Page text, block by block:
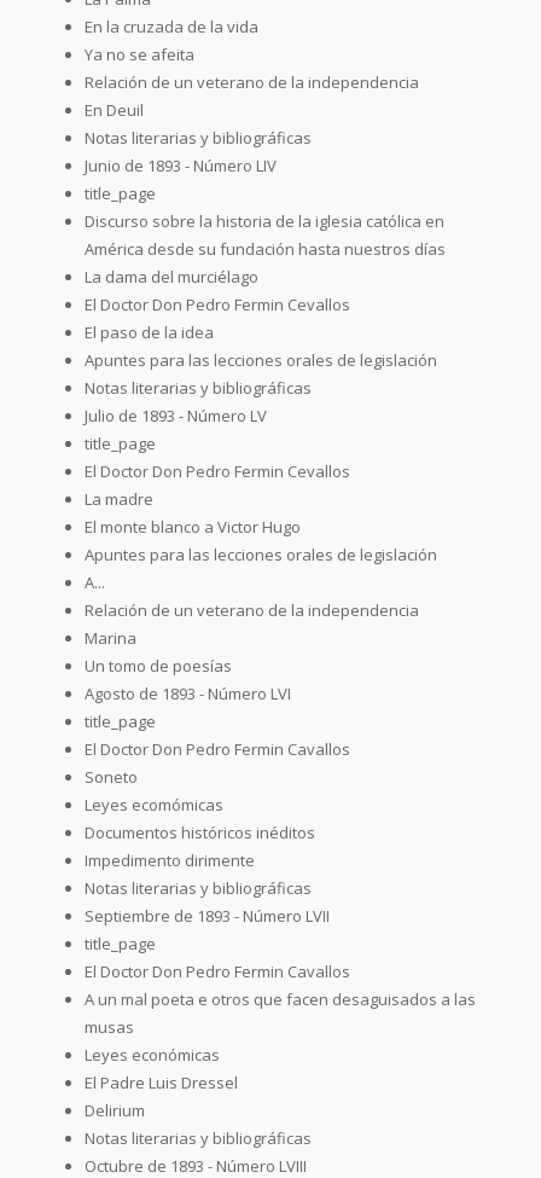
En la cruzada de la vida
Ya no se afeita
Relación de un veterano de la independencia
En Deuil
Notas literarias y bibliográficas
Junio de 1893 - Número LIV
title_page
Discurso sobre la historia de la iglesia católica en
América desde su fundación hasta nuestros días
La dama del murciélago
El Doctor Don Pedro Fermin Cevallos
El paso de la idea
Apuntes para las lecciones orales de legislación
Notas literarias y bibliográficas
Julio de 1893 - Número LV
title_page
El Doctor Don Pedro Fermin Cevallos
La madre
El monte blanco a Victor Hugo
Apuntes para las lecciones orales de legislación
A...
Relación de un veterano de la independencia
Marina
Un tomo de poesías
Agosto de 1893 - Número LVI
title_page
El Doctor Don Pedro Fermin Cavallos
Soneto
Leyes ecomómicas
Documentos históricos inéditos
Impedimento dirimente
Notas literarias y bibliográficas
Septiembre de 1893 - Número LVII
title_page
El Doctor Don Pedro Fermin Cavallos
A un mal poeta e otros que facen desaguisados a las
musas
Leyes económicas
El Padre Luis Dressel
Delirium
Notas literarias y bibliográficas
Octubre de 1893 - Número LVIII